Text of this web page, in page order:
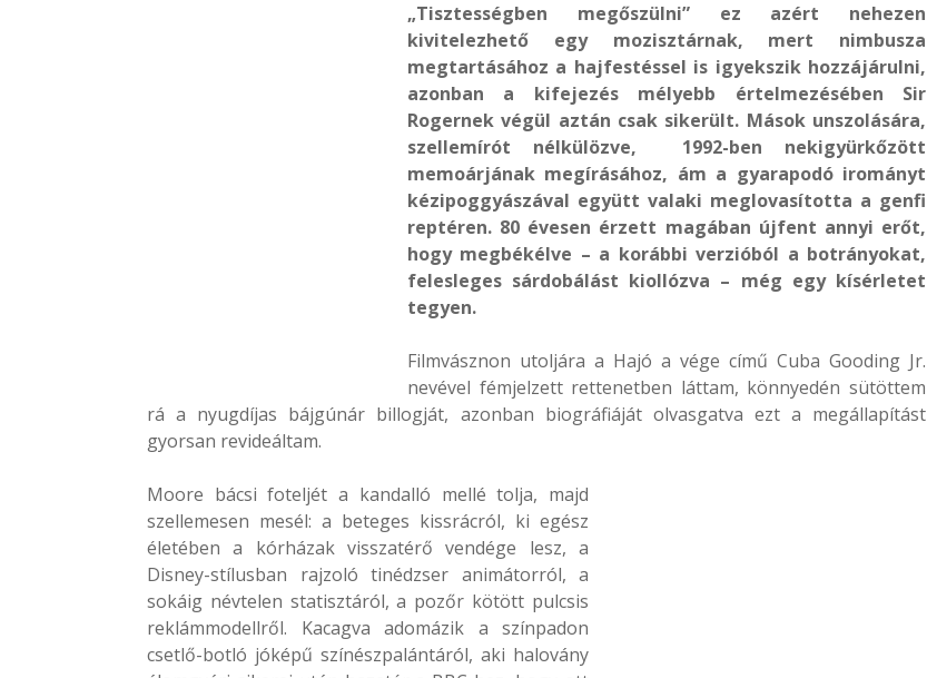
„Tisztességben megőszülni” ez azért nehezen
kivitelezhető egy mozisztárnak, mert nimbusza
megtartásához a hajfestéssel is igyekszik hozzájárulni,
azonban a kifejezés mélyebb értelmezésében Sir
Rogernek végül aztán csak sikerült. Mások unszolására,
szellemírót nélkülözve, 1992-ben nekigyürkőzött
memoárjának megírásához, ám a gyarapodó irományt
kézipoggyászával együtt valaki meglovasította a genfi
reptéren. 80 évesen érzett magában újfent annyi erőt,
hogy megbékélve – a korábbi verzióból a botrányokat,
felesleges sárdobálást kiollózva – még egy kísérletet
tegyen.
Filmvásznon utoljára a Hajó a vége című Cuba Gooding Jr.
nevével fémjelzett rettenetben láttam, könnyedén sütöttem
rá a nyugdíjas bájgúnár billogját, azonban biográfiáját olvasgatva ezt a megállapítást
gyorsan revideáltam.
Moore bácsi foteljét a kandalló mellé tolja, majd
szellemesen mesél: a beteges kissrácról, ki egész
életében a kórházak visszatérő vendége lesz, a
Disney-stílusban rajzoló tinédzser animátorról, a
sokáig névtelen statisztáról, a pozőr kötött pulcsis
reklámmodellről. Kacagva adomázik a színpadon
csetlő-botló jóképű színészpalántáról, aki halovány